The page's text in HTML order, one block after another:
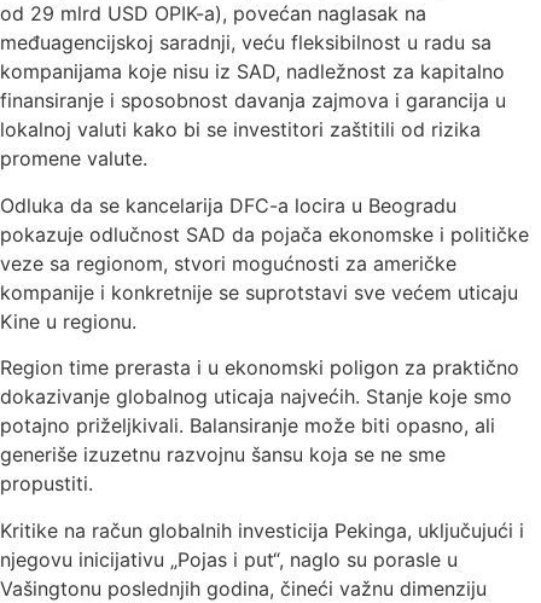
od 29 mlrd USD OPIK-a), povećan naglasak na
međuagencijskoj saradnji, veću fleksibilnost u radu sa
kompanijama koje nisu iz SAD, nadležnost za kapitalno
finansiranje i sposobnost davanja zajmova i garancija u
lokalnoj valuti kako bi se investitori zaštitili od rizika
promene valute.
Odluka da se kancelarija DFC-a locira u Beogradu
pokazuje odlučnost SAD da pojača ekonomske i političke
veze sa regionom, stvori mogućnosti za američke
kompanije i konkretnije se suprotstavi sve većem uticaju
Kine u regionu.
Region time prerasta i u ekonomski poligon za praktično
dokazivanje globalnog uticaja najvećih. Stanje koje smo
potajno priželjkivali. Balansiranje može biti opasno, ali
generiše izuzetnu razvojnu šansu koja se ne sme
propustiti.
Kritike na račun globalnih investicija Pekinga, uključujući i
njegovu inicijativu „Pojas i put“, naglo su porasle u
Vašingtonu poslednjih godina, čineći važnu dimenziju